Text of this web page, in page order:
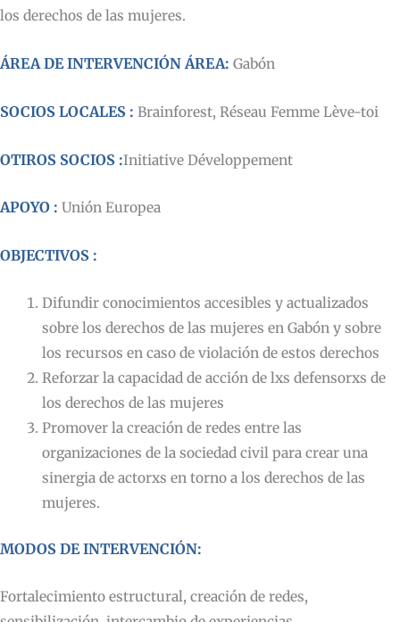
los derechos de las mujeres.
ÁREA DE INTERVENCIÓN ÁREA: Gabón
SOCIOS LOCALES : Brainforest, Réseau Femme Lève-toi
OTIROS SOCIOS :Initiative Développement
APOYO : Unión Europea
OBJECTIVOS :
Difundir conocimientos accesibles y actualizados
sobre los derechos de las mujeres en Gabón y sobre
los recursos en caso de violación de estos derechos
Reforzar la capacidad de acción de lxs defensorxs de
los derechos de las mujeres
Promover la creación de redes entre las
organizaciones de la sociedad civil para crear una
sinergia de actorxs en torno a los derechos de las
mujeres.
MODOS DE INTERVENCIÓN:
Fortalecimiento estructural, creación de redes,